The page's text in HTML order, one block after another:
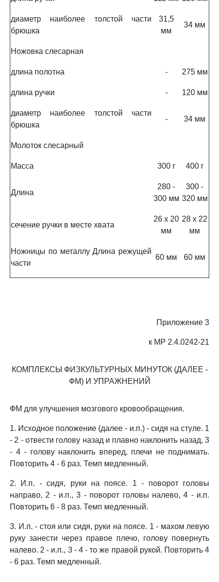
диаметр наиболее толстой части
брюшка
31,5
мм
34 мм
Ножовка слесарная
длина полотна - 275 мм
длина ручки - 120 мм
диаметр наиболее толстой части
брюшка
- 34 мм
Молоток слесарный
Масса 300 г 400 г
Длина
280 -
300 мм
300 -
320 мм
сечение ручки в месте хвата
26 x 20
мм
28 x 22
мм
Ножницы по металлу Длина режущей
части
60 мм 60 мм
Приложение 3
к МР 2.4.0242-21
КОМПЛЕКСЫ ФИЗКУЛЬТУРНЫХ МИНУТОК (ДАЛЕЕ -
ФМ) И УПРАЖНЕНИЙ
ФМ для улучшения мозгового кровообращения.
1. Исходное положение (далее - и.п.) - сидя на стуле. 1
- 2 - отвести голову назад и плавно наклонить назад, 3
- 4 - голову наклонить вперед, плечи не поднимать.
Повторить 4 - 6 раз. Темп медленный.
2. И.п. - сидя, руки на поясе. 1 - поворот головы
направо, 2 - и.п., 3 - поворот головы налево, 4 - и.п.
Повторить 6 - 8 раз. Темп медленный.
3. И.п. - стоя или сидя, руки на поясе. 1 - махом левую
руку занести через правое плечо, голову повернуть
налево. 2 - и.п., 3 - 4 - то же правой рукой. Повторить 4
- 6 раз. Темп медленный.